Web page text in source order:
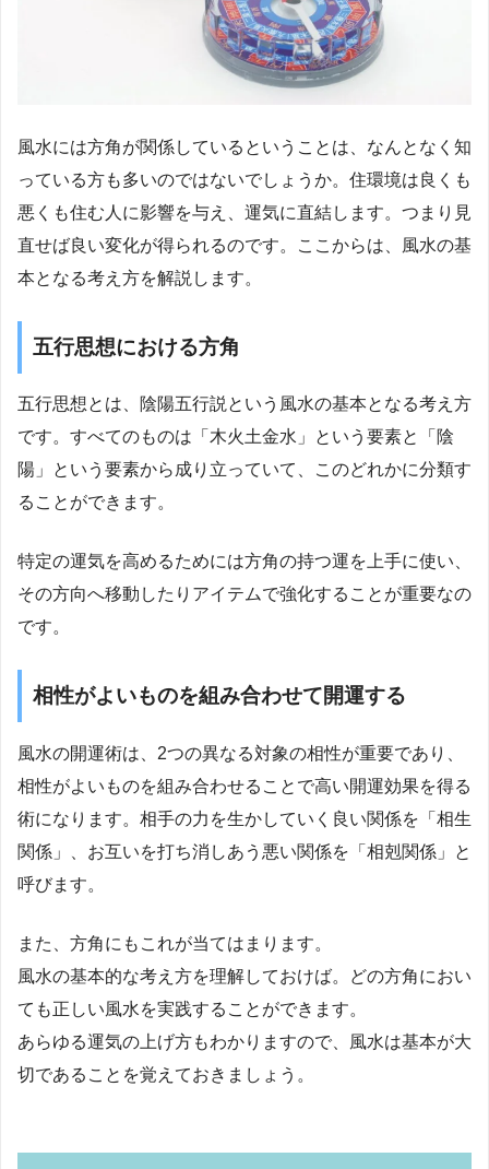
風水には方角が関係しているということは、なんとなく知
っている方も多いのではないでしょうか。住環境は良くも
悪くも住む人に影響を与え、運気に直結します。つまり見
直せば良い変化が得られるのです。ここからは、風水の基
本となる考え方を解説します。
五行思想における方角
五行思想とは、陰陽五行説という風水の基本となる考え方
です。すべてのものは「木火土金水」という要素と「陰
陽」という要素から成り立っていて、このどれかに分類す
ることができます。
特定の運気を高めるためには方角の持つ運を上手に使い、
その方向へ移動したりアイテムで強化することが重要なの
です。
相性がよいものを組み合わせて開運する
風水の開運術は、2つの異なる対象の相性が重要であり、
相性がよいものを組み合わせることで高い開運効果を得る
術になります。相手の力を生かしていく良い関係を「相生
関係」、お互いを打ち消しあう悪い関係を「相剋関係」と
呼びます。
また、方角にもこれが当てはまります。
風水の基本的な考え方を理解しておけば。どの方角におい
ても正しい風水を実践することができます。
あらゆる運気の上げ方もわかりますので、風水は基本が大
切であることを覚えておきましょう。